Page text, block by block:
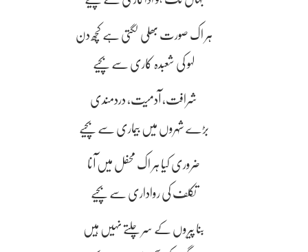
ہر اک صورت بھلی لگتی ہے کچھ دن
لہو کی شعبدہ کاری سے بچیے
شرافت، آدمیت، دردمندی
بڑے شہروں میں بیماری سے بچیے
ضروری کیا ہر اک محفل میں آنا
تکلف کی رواداری سے بچیے
بنا پیروں کے سر چلتے نہیں ہیں